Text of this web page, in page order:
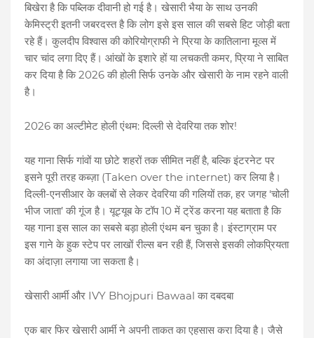
बिखेरा है कि पब्लिक दीवानी हो गई है। खेसारी भैया के साथ उनकी
केमिस्ट्री इतनी जबरदस्त है कि लोग इसे इस साल की सबसे हिट जोड़ी बता
रहे हैं। कुलदीप विश्वास की कोरियोग्राफी ने प्रिया के कातिलाना मूव्स में
चार चांद लगा दिए हैं। आंखों के इशारे हों या लचकती कमर, प्रिया ने साबित
कर दिया है कि 2026 की होली सिर्फ उनके और खेसारी के नाम रहने वाली
है।
2026 का अल्टीमेट होली एंथम: दिल्ली से देवरिया तक शोर!
यह गाना सिर्फ गांवों या छोटे शहरों तक सीमित नहीं है, बल्कि इंटरनेट पर
इसने पूरी तरह कब्ज़ा (Taken over the internet) कर लिया है।
दिल्ली-एनसीआर के क्लबों से लेकर देवरिया की गलियों तक, हर जगह ‘चोली
भीज जाता’ की गूंज है। यूट्यूब के टॉप 10 में ट्रेंड करना यह बताता है कि
यह गाना इस साल का सबसे बड़ा होली एंथम बन चुका है। इंस्टाग्राम पर
इस गाने के हुक स्टेप पर लाखों रील्स बन रही हैं, जिससे इसकी लोकप्रियता
का अंदाज़ा लगाया जा सकता है।
खेसारी आर्मी और IVY Bhojpuri Bawaal का दबदबा
एक बार फिर खेसारी आर्मी ने अपनी ताकत का एहसास करा दिया है। जैसे